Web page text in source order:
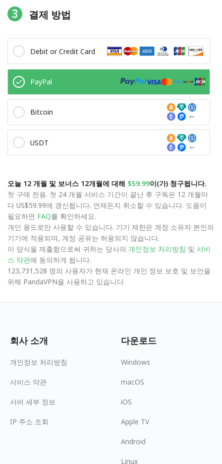
3 결제 방법
Debit or Credit Card
PayPal
Bitcoin
USDT
오늘 12 개월 및 보너스 12개월에 대해 $59.99이(가) 청구됩니다.
첫 구매 전용. 첫 24 개월 서비스 기간이 끝난 후 구독은 12 개월마
다 US$59.99에 갱신됩니다. 언제든지 취소할 수 있습니다. 도움이
필요하면 FAQ를 확인하세요.
개인 용도로만 사용할 수 있습니다. 기기 제한은 계정 소유자 본인의
기기에 적용되며, 계정 공유는 허용되지 않습니다.
이 양식을 제출함으로써 귀하는 당사의 개인정보 처리방침 및 서비
스 약관에 동의하게 됩니다.
123,731,528 명의 사용자가 현재 온라인 개인 정보 보호 및 보안을
위해 PandaVPN을 사용하고 있습니다
회사 소개
개인정보 처리방침
서비스 약관
서버 세부 정보
IP 주소 조회
다운로드
Windows
macOS
iOS
Apple TV
Android
Linux